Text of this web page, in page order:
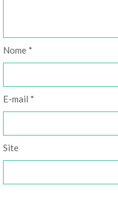
Nome *
E-mail *
Site